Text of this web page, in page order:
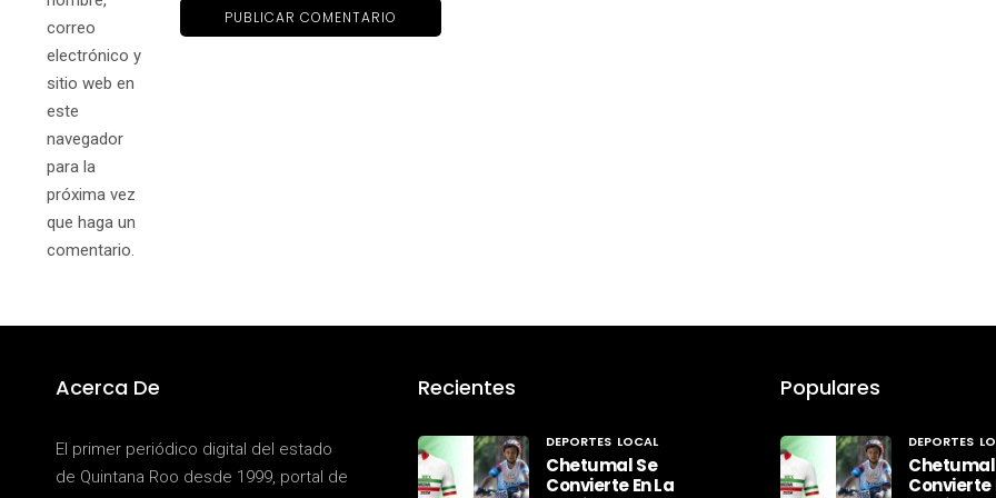
correo
electrónico y
sitio web en
este
navegador
para la
próxima vez
que haga un
comentario.
Acerca De
El primer periódico digital del estado
de Quintana Roo desde 1999, portal de
Recientes
DEPORTES LOCAL
Chetumal Se
Convierte En La
Populares
DEPORTES
Chetumal
Convierte